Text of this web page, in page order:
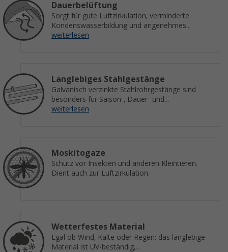
Dauerbelüftung
Sorgt für gute Luftzirkulation, verminderte
Kondenswasserbildung und angenehmes...
weiterlesen
Langlebiges Stahlgestänge
Galvanisch verzinkte Stahlrohrgestänge sind
besonders für Saison-, Dauer- und...
weiterlesen
Moskitogaze
Schutz vor Insekten und anderen Kleintieren.
Dient auch zur Luftzirkulation.
Wetterfestes Material
Egal ob Wind, Kälte oder Regen: das langlebige
Material ist UV-beständig,...